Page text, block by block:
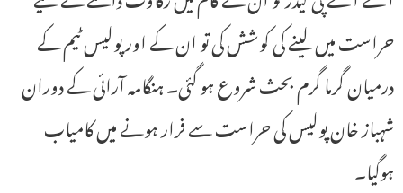
حراست میں لینے کی کوشش کی تو ان کے اور پولیس ٹیم کے
درمیان گرما گرم بحث شروع ہو گئی۔ ہنگامہ آرائی کے دوران
شہباز خان پولیس کی حراست سے فرار ہونے میں کامیاب
ہوگیا۔